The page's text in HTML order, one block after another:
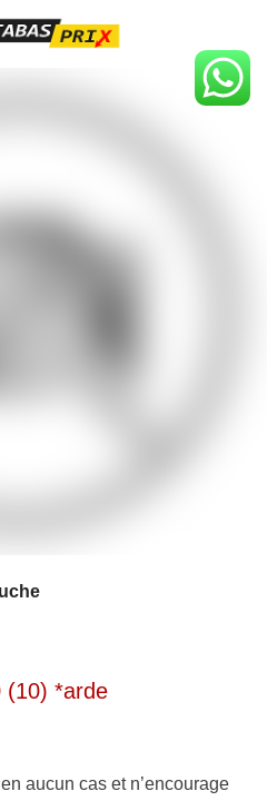
(10) *arde
aucun cas et n’encourage